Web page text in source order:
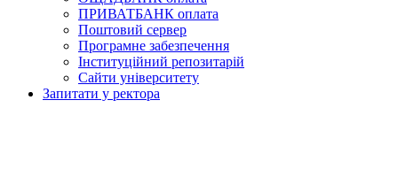
ПРИВАТБАНК оплата
Поштовий сервер
Програмне забезпечення
Інституційний репозитарій
Сайти університету
Запитати у ректора